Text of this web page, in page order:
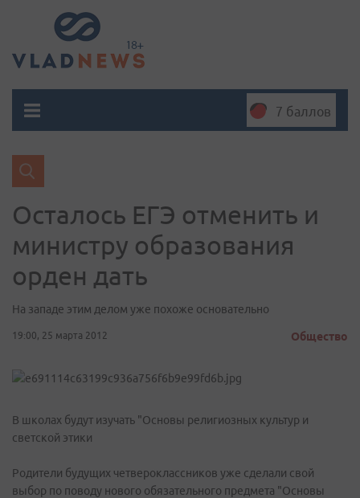
7 баллов
Осталось ЕГЭ отменить и
министру образования
орден дать
На западе этим делом уже похоже основательно
19:00, 25 марта 2012 Общество
В школах будут изучать "Основы религиозных культур и
светской этики
Родители будущих четвероклассников уже сделали свой
выбор по поводу нового обязательного предмета "Основы